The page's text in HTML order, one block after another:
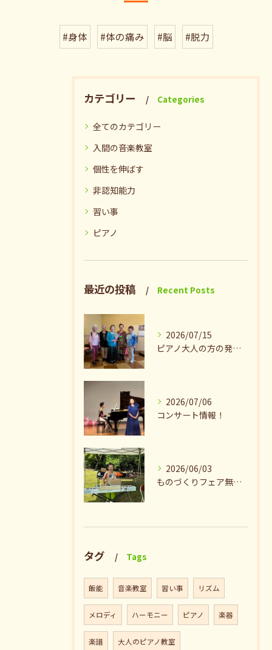
#身体 #体の痛み #脳 #脱力
カテゴリー Categories
全てのカテゴリー
入間の音楽教室
個性を伸ばす
非認知能力
習い事
ピアノ
最近の投稿 Recent Posts
2026/07/15
ピアノ大人の方の発表会兼ねたお茶会🎵
2026/07/06
コンサート情報！
2026/06/03
ものづくりフェア無事終了♪ありがとうございました。
タグ Tags
飯能 音楽教室 習い事 リズム
メロディ ハーモニー ピアノ 楽器
楽譜 大人のピアノ教室